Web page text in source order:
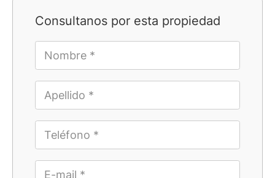
Consultanos por esta propiedad